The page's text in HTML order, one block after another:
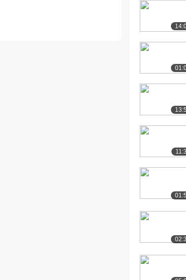
[19] 二项分布1
19.3万播放
[21] 二项分布3
[23] 期望值
19.9万播放
[24] 二项分布
[26] 泊松过程2
[27] 大数定律
[28] 正态分布